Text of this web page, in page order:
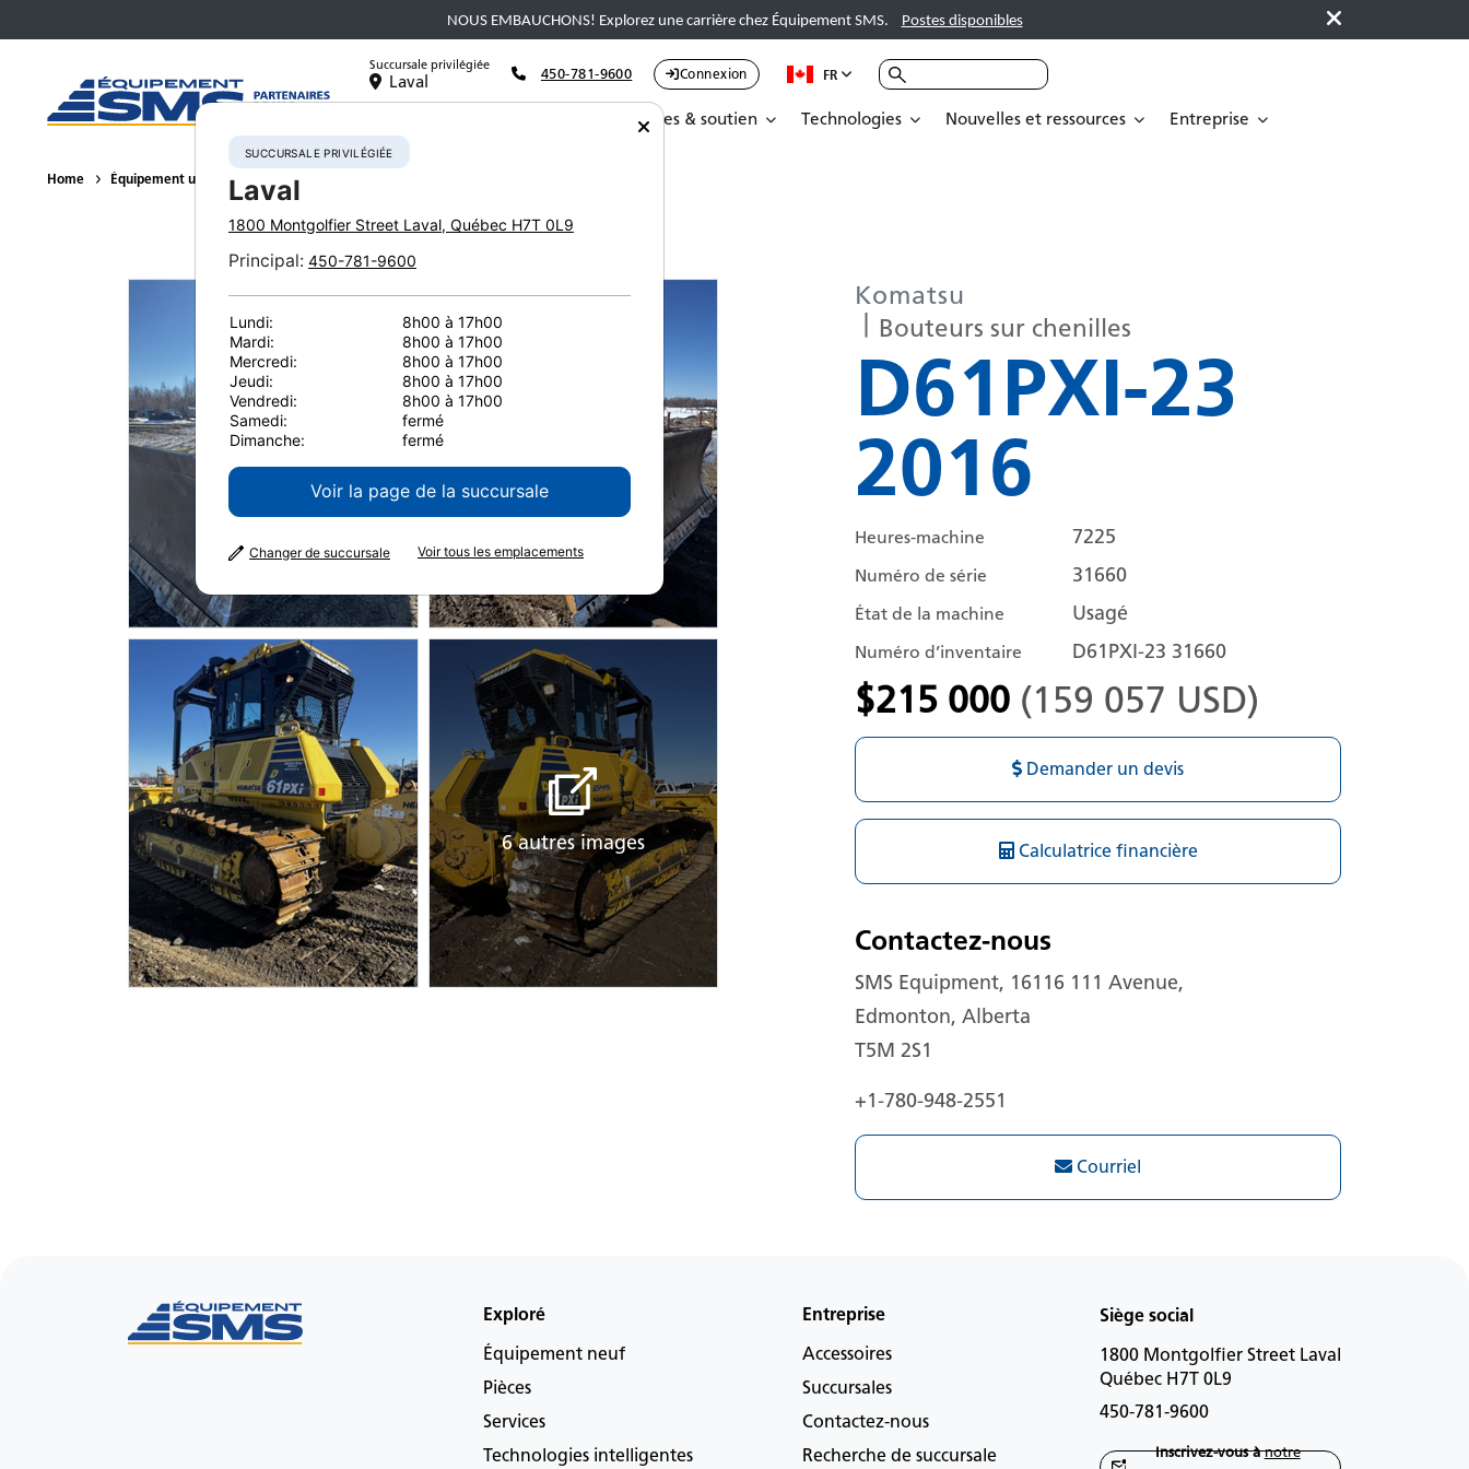
NOUS EMBAUCHONS! Explorez une carrière chez Équipement SMS. Postes disponibles
Succursale privilégiée
Laval 450-781-9600 Connexion FR
Services & soutien Technologies Nouvelles et ressources Entreprise
Home Équipement usagé Bouteurs sur chenilles
6 autres images
Komatsu
Bouteurs sur chenilles
D61PXI-23
2016
Heures-machine 7225
Numéro de série 31660
État de la machine Usagé
Numéro d’inventaire D61PXI-23 31660
$215 000 (159 057 USD)
Demander un devis
Calculatrice financière
Contactez-nous
SMS Equipment, 16116 111 Avenue,
Edmonton, Alberta
T5M 2S1
+1-780-948-2551
Courriel
Exploré
Équipement neuf
Pièces
Services
Technologies intelligentes
Entreprise
Accessoires
Succursales
Contactez-nous
Recherche de succursale
Siège social
1800 Montgolfier Street Laval
Québec H7T 0L9
450-781-9600
Inscrivez-vous ànotre
SUCCURSALE PRIVILÉGIÉE
Laval
1800 Montgolfier Street Laval, Québec H7T 0L9
Principal: 450-781-9600
Lundi:
8h00 à 17h00
Mardi:
8h00 à 17h00
Mercredi:
8h00 à 17h00
Jeudi:
8h00 à 17h00
Vendredi:
8h00 à 17h00
Samedi:
fermé
Dimanche:
fermé
Voir la page de la succursale
Changer de succursale Voir tous les emplacements